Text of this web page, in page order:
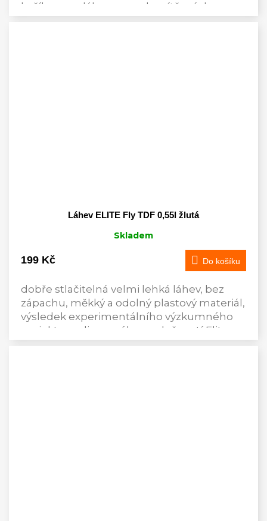
košíkem na láhev v mnoha vítězných
závodech Pro Tour...
Láhev ELITE Fly TDF 0,55l žlutá
Skladem
199 Kč Do košíku
dobře stlačitelná velmi lehká láhev, bez
zápachu, měkký a odolný plastový materiál,
výsledek experimentálního výzkumného
projektu realizovaného společností Elite,
neobsahuje...